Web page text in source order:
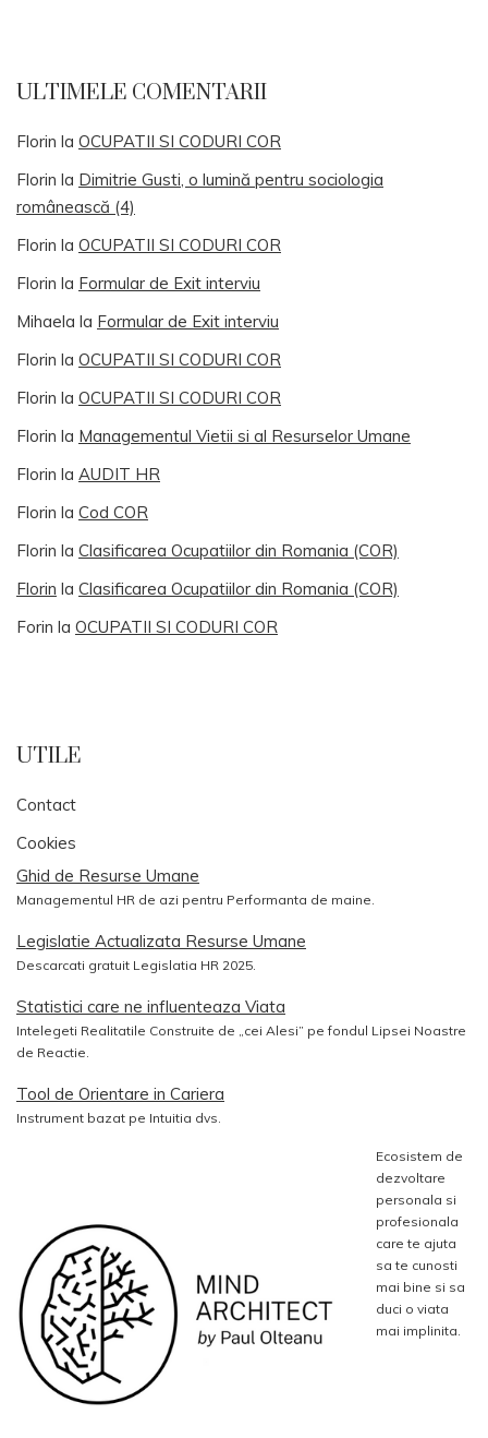
ULTIMELE COMENTARII
Florin la OCUPATII SI CODURI COR
Florin la Dimitrie Gusti, o lumină pentru sociologia
românească (4)
Florin la OCUPATII SI CODURI COR
Florin la Formular de Exit interviu
Mihaela la Formular de Exit interviu
Florin la OCUPATII SI CODURI COR
Florin la OCUPATII SI CODURI COR
Florin la Managementul Vietii si al Resurselor Umane
Florin la AUDIT HR
Florin la Cod COR
Florin la Clasificarea Ocupatiilor din Romania (COR)
Florin la Clasificarea Ocupatiilor din Romania (COR)
Forin la OCUPATII SI CODURI COR
UTILE
Contact
Cookies
Ghid de Resurse Umane
Managementul HR de azi pentru Performanta de maine.
Legislatie Actualizata Resurse Umane
Descarcati gratuit Legislatia HR 2025.
Statistici care ne influenteaza Viata
Intelegeti Realitatile Construite de „cei Alesi” pe fondul Lipsei Noastre
de Reactie.
Tool de Orientare in Cariera
Instrument bazat pe Intuitia dvs.
Ecosistem de
dezvoltare
personala si
profesionala
care te ajuta
sa te cunosti
mai bine si sa
duci o viata
mai implinita.